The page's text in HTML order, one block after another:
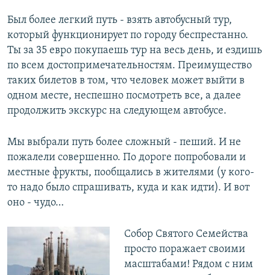
Был более легкий путь - взять автобусный тур,
который функционирует по городу беспрестанно.
Ты за 35 евро покупаешь тур на весь день, и ездишь
по всем достопримечательностям. Преимущество
таких билетов в том, что человек может выйти в
одном месте, неспешно посмотреть все, а далее
продолжить экскурс на следующем автобусе.
Мы выбрали путь более сложный - пеший. И не
пожалели совершенно. По дороге попробовали и
местные фрукты, пообщались в жителями (у кого-
то надо было спрашивать, куда и как идти). И вот
оно - чудо…
Собор Святого Семейства
просто поражает своими
масштабами! Рядом с ним